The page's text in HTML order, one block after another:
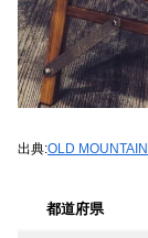
出典:OLD MOUNTAIN
都道府県